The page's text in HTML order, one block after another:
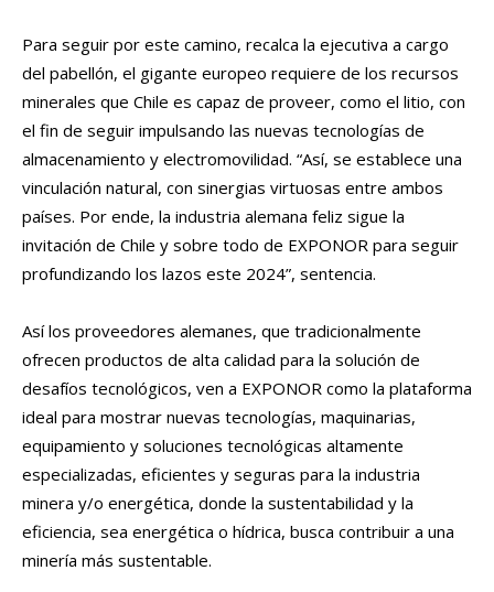
Para seguir por este camino, recalca la ejecutiva a cargo
del pabellón, el gigante europeo requiere de los recursos
minerales que Chile es capaz de proveer, como el litio, con
el fin de seguir impulsando las nuevas tecnologías de
almacenamiento y electromovilidad. “Así, se establece una
vinculación natural, con sinergias virtuosas entre ambos
países. Por ende, la industria alemana feliz sigue la
invitación de Chile y sobre todo de EXPONOR para seguir
profundizando los lazos este 2024”, sentencia.
Así los proveedores alemanes, que tradicionalmente
ofrecen productos de alta calidad para la solución de
desafíos tecnológicos, ven a EXPONOR como la plataforma
ideal para mostrar nuevas tecnologías, maquinarias,
equipamiento y soluciones tecnológicas altamente
especializadas, eficientes y seguras para la industria
minera y/o energética, donde la sustentabilidad y la
eficiencia, sea energética o hídrica, busca contribuir a una
minería más sustentable.